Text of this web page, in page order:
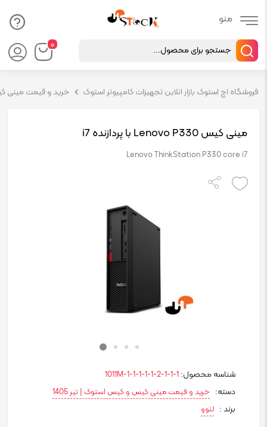
۰
Products
search
فروشگاه اچ استوک بازار انلاین تجهیزات کامپیوتر استوک خرید و قیمت مینی
مینی کیس Lenovo P330 با پردازنده i7
Lenovo ThinkStation P330 core i7
شناسه محصول: 1011M-1-1-1-1-1-2-1-1-1
دسته: خرید و قیمت مینی کیس و کیس استوک | تیر 1405
برند : لنوو